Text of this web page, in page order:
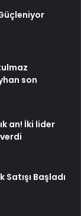
son
an! İki lider
Satışı Başladı